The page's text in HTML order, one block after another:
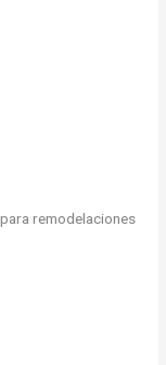
remodelaciones